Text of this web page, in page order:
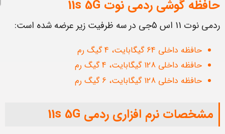
حافظه گوشی ردمی نوت 11s 5G
ردمی نوت 11 اس 5جی در سه ظرفیت زیر عرضه شده است:
حافظه داخلی 64 گیگابایت، 4 گیگ رم
حافظه داخلی 128 گیگابایت، 4 گیگ رم
حافظه داخلی 128 گیگابایت، 6 گیگ رم
مشخصات نرم افزاری ردمی 11s 5G